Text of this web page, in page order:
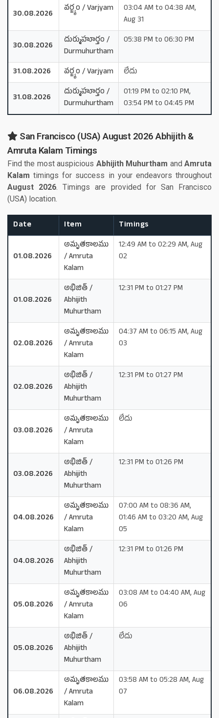
30.08.2026
వర్జ్యం / Varjyam
03:04 AM to 04:38 AM,
Aug 31
30.08.2026
దుర్ముహూర్తం /
Durmuhurtham
05:38 PM to 06:30 PM
31.08.2026 వర్జ్యం / Varjyam లేదు
31.08.2026
దుర్ముహూర్తం /
Durmuhurtham
01:19 PM to 02:10 PM,
03:54 PM to 04:45 PM
San Francisco (USA) August 2026 Abhijith &
Amruta Kalam Timings
Find the most auspicious Abhijith Muhurtham andAmruta
Kalam timings for success in your endeavors throughout
August 2026. Timings are provided for San Francisco
(USA) location.
Date Item Timings
01.08.2026
అమృతకాలము
/ Amruta
Kalam
12:49 AM to 02:29 AM, Aug
02
01.08.2026
అభిజిత్ /
Abhijith
Muhurtham
12:31 PM to 01:27 PM
02.08.2026
అమృతకాలము
/ Amruta
Kalam
04:37 AM to 06:15 AM, Aug
03
02.08.2026
అభిజిత్ /
Abhijith
Muhurtham
12:31 PM to 01:27 PM
03.08.2026
అమృతకాలము
/ Amruta
Kalam
లేదు
03.08.2026
అభిజిత్ /
Abhijith
Muhurtham
12:31 PM to 01:26 PM
04.08.2026
అమృతకాలము
/ Amruta
Kalam
07:00 AM to 08:36 AM,
01:46 AM to 03:20 AM, Aug
05
04.08.2026
అభిజిత్ /
Abhijith
Muhurtham
12:31 PM to 01:26 PM
05.08.2026
అమృతకాలము
/ Amruta
Kalam
03:08 AM to 04:40 AM, Aug
06
05.08.2026
అభిజిత్ /
Abhijith
Muhurtham
లేదు
06.08.2026
అమృతకాలము
/ Amruta
Kalam
03:58 AM to 05:28 AM, Aug
07